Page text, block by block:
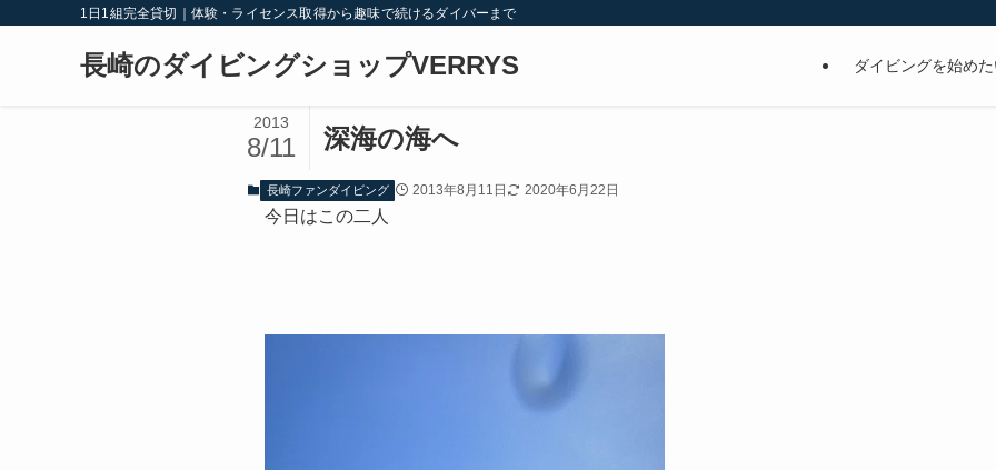
1日1組完全貸切｜体験・ライセンス取得から趣味で続けるダイバーまで
長崎のダイビングショップVERRYS ダイビングを始め
深海の海へ
2013
8/11
長崎ファンダイビング 2013年8月11日 2020年6月22日
今日はこの二人